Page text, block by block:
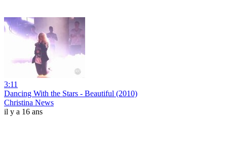
3:11
Dancing With the Stars - Beautiful (2010)
Christina News
il y a 16 ans